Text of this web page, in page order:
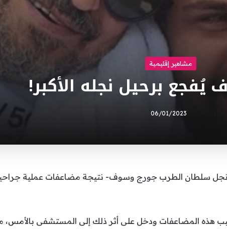
مشاهير إقليمية
برحيل نجله الأكبر!
06/01/2023
سلطان الطرب جورج وسوف- نتيجة مضاعفات عملية جراحية
هذه المضاعفات ودخل على أثر ذلك إلى المستشفى بالأمس،